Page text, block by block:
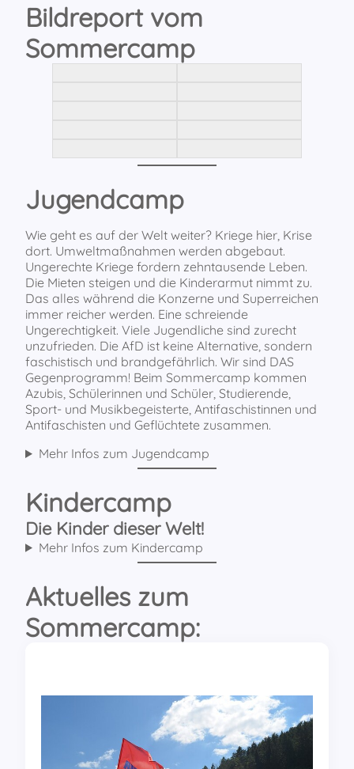
Bildreport vom
Sommercamp
Jugendcamp
Wie geht es auf der Welt weiter? Kriege hier, Krise
dort. Umweltmaßnahmen werden abgebaut.
Ungerechte Kriege fordern zehntausende Leben.
Die Mieten steigen und die Kinderarmut nimmt zu.
Das alles während die Konzerne und Superreichen
immer reicher werden. Eine schreiende
Ungerechtigkeit. Viele Jugendliche sind zurecht
unzufrieden. Die AfD ist keine Alternative, sondern
faschistisch und brandgefährlich. Wir sind DAS
Gegenprogramm! Beim Sommercamp kommen
Azubis, Schülerinnen und Schüler, Studierende,
Sport- und Musikbegeisterte, Antifaschistinnen und
Antifaschisten und Geflüchtete zusammen.
Mehr Infos zum Jugendcamp
Kindercamp
Die Kinder dieser Welt!
Mehr Infos zum Kindercamp
Aktuelles zum
Sommercamp: